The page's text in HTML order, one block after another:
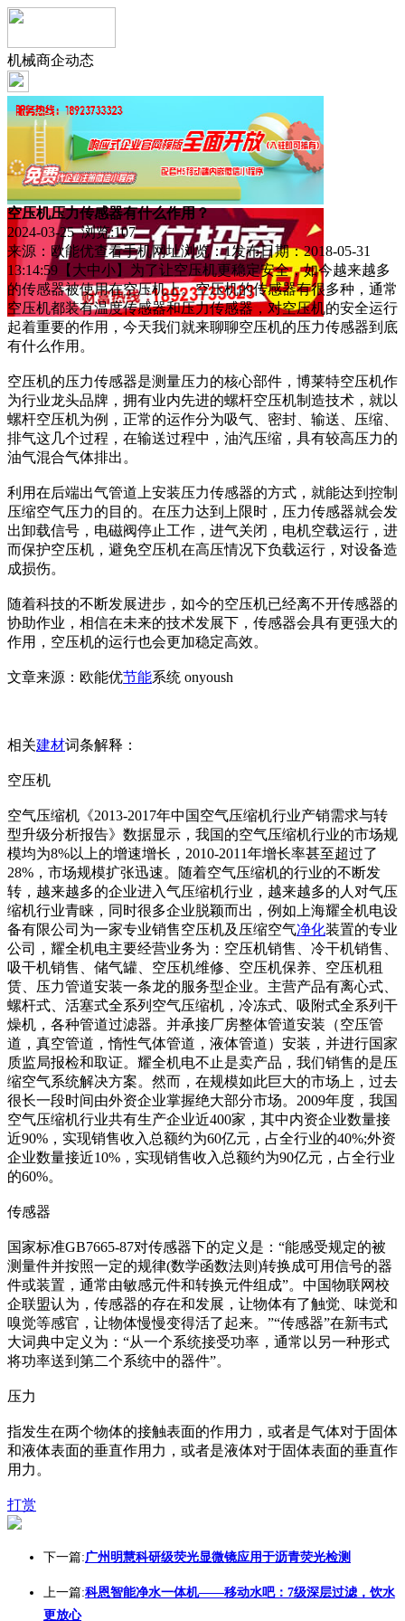
机械商企动态
空压机压力传感器有什么作用？
2024-03-25 浏览:107
来源：欧能优查看手机网址浏览：1发布日期：2018-05-31
13:14:59【大中小】为了让空压机更稳定安全，如今越来越多
的传感器被使用在空压机上。空压机的传感器有很多种，通常
空压机都装有温度传感器和压力传感器，对空压机的安全运行
起着重要的作用，今天我们就来聊聊空压机的压力传感器到底
有什么作用。
空压机的压力传感器是测量压力的核心部件，博莱特空压机作
为行业龙头品牌，拥有业内先进的螺杆空压机制造技术，就以
螺杆空压机为例，正常的运作分为吸气、密封、输送、压缩、
排气这几个过程，在输送过程中，油汽压缩，具有较高压力的
油气混合气体排出。
利用在后端出气管道上安装压力传感器的方式，就能达到控制
压缩空气压力的目的。在压力达到上限时，压力传感器就会发
出卸载信号，电磁阀停止工作，进气关闭，电机空载运行，进
而保护空压机，避免空压机在高压情况下负载运行，对设备造
成损伤。
随着科技的不断发展进步，如今的空压机已经离不开传感器的
协助作业，相信在未来的技术发展下，传感器会具有更强大的
作用，空压机的运行也会更加稳定高效。
文章来源：欧能优节能系统 onyoush
相关建材词条解释：
空压机
空气压缩机《2013-2017年中国空气压缩机行业产销需求与转
型升级分析报告》数据显示，我国的空气压缩机行业的市场规
模均为8%以上的增速增长，2010-2011年增长率甚至超过了
28%，市场规模扩张迅速。随着空气压缩机的行业的不断发
转，越来越多的企业进入气压缩机行业，越来越多的人对气压
缩机行业青睐，同时很多企业脱颖而出，例如上海耀全机电设
备有限公司为一家专业销售空压机及压缩空气净化装置的专业
公司，耀全机电主要经营业务为：空压机销售、冷干机销售、
吸干机销售、储气罐、空压机维修、空压机保养、空压机租
赁、压力管道安装一条龙的服务型企业。主营产品有离心式、
螺杆式、活塞式全系列空气压缩机，冷冻式、吸附式全系列干
燥机，各种管道过滤器。并承接厂房整体管道安装（空压管
道，真空管道，惰性气体管道，液体管道）安装，并进行国家
质监局报检和取证。耀全机电不止是卖产品，我们销售的是压
缩空气系统解决方案。然而，在规模如此巨大的市场上，过去
很长一段时间由外资企业掌握绝大部分市场。2009年度，我国
空气压缩机行业共有生产企业近400家，其中内资企业数量接
近90%，实现销售收入总额约为60亿元，占全行业的40%;外资
企业数量接近10%，实现销售收入总额约为90亿元，占全行业
的60%。
传感器
国家标准GB7665-87对传感器下的定义是：“能感受规定的被
测量件并按照一定的规律(数学函数法则)转换成可用信号的器
件或装置，通常由敏感元件和转换元件组成”。中国物联网校
企联盟认为，传感器的存在和发展，让物体有了触觉、味觉和
嗅觉等感官，让物体慢慢变得活了起来。”“传感器”在新韦式
大词典中定义为：“从一个系统接受功率，通常以另一种形式
将功率送到第二个系统中的器件”。
压力
指发生在两个物体的接触表面的作用力，或者是气体对于固体
和液体表面的垂直作用力，或者是液体对于固体表面的垂直作
用力。
打赏
下一篇:广州明慧科研级荧光显微镜应用于沥青荧光检测
上一篇:科恩智能净水一体机——移动水吧：7级深层过滤，饮水
更放心